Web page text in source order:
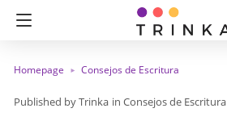
Homepage Consejos de Escritura
Trinka in Consejos de Escritura